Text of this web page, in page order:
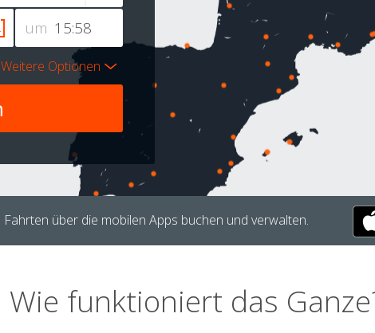
um
Weitere Optionen
Fahrten über die mobilen Apps buchen und verwalten.
Wie funktioniert das